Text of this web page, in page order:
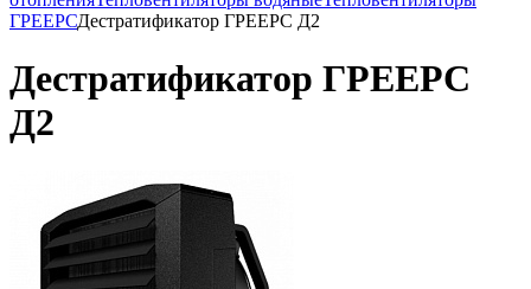
ГРЕЕРСДестратификатор ГРЕЕРС Д2
Дестратификатор ГРЕЕРС
Д2